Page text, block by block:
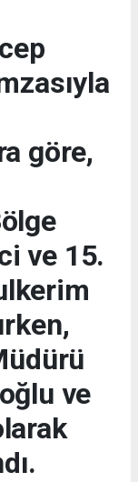
göre,
ve 15.
ve